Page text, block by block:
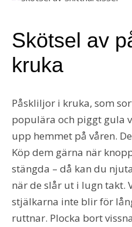
Skötsel av
kruka
Påskliljor i kruka, som
populära och piggt gula
upp hemmet på våren.
Köp dem gärna när
stängda – då kan du
när de slår ut i lugn takt.
stjälkarna inte blir för
ruttnar. Plocka bort